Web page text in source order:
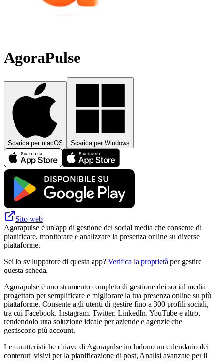
AgoraPulse
Scarica per macOS Scarica per Windows
Sito web
Agorapulse è un'app di gestione dei social media che consente di
pianificare, monitorare e analizzare la presenza online su diverse
piattaforme.
Sei lo sviluppatore di questa app? Verifica la proprietà per gestire
questa scheda.
Agorapulse è uno strumento completo di gestione dei social media
progettato per semplificare e migliorare la tua presenza online su più
piattaforme. Consente agli utenti di gestire fino a 300 profili sociali,
tra cui Facebook, Instagram, Twitter, LinkedIn, YouTube e altro,
rendendolo una soluzione ideale per aziende e agenzie che
gestiscono più account.
Le caratteristiche chiave di Agorapulse includono un calendario dei
contenuti visivi per la pianificazione di post, Analisi avanzate per il